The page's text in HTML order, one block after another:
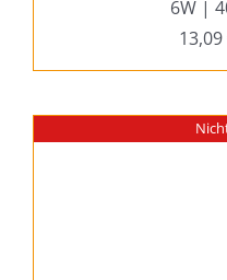
6W |
13,09